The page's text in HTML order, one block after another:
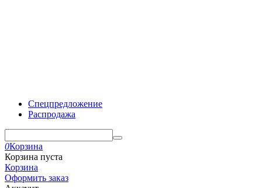
Спецпредложение
Распродажа
0Корзина
Корзина пуста
Корзина
Оформить заказ